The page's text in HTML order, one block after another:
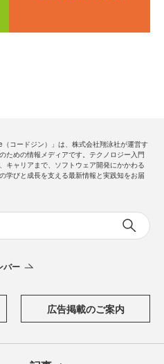
（コードジン）」は、株式会社翔泳社が運営す
ための情報メディアです。テクノロジー入門
キャリアまで、ソフトウェア開発にかかわる
学びと成長を支える最新情報と実践知をお届
バー
広告掲載のご案内